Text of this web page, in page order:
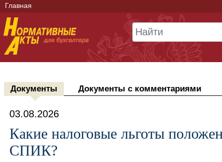
Главная
Документы Документы с комментариями
03.08.2026
Какие налоговые льготы
СПИК?